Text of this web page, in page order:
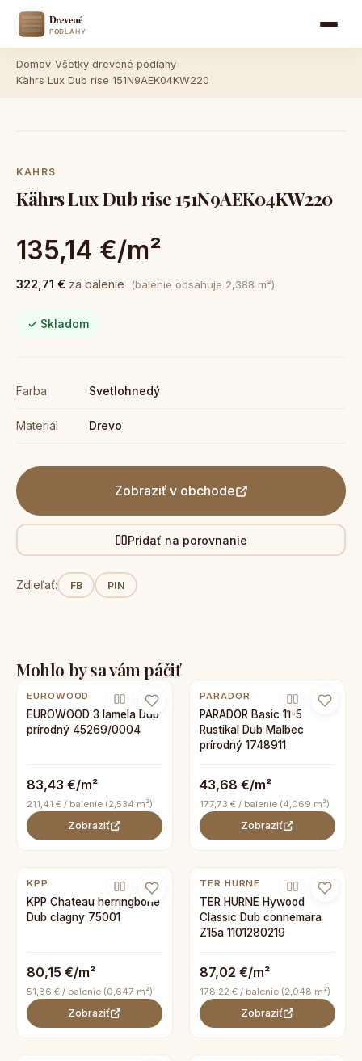
Domov Všetky drevené podlahy
Kährs Lux Dub rise 151N9AEK04KW220
KAHRS
Kährs Lux Dub rise 151N9AEK04KW220
135,14 €/m²
322,71 € za balenie (balenie obsahuje 2,388 m²)
✓ Skladom
Farba Svetlohnedý
Materiál Drevo
Zobraziť v obchode
Pridať na porovnanie
Zdieľať: FB PIN
Mohlo by sa vám páčiť
EUROWOOD
EUROWOOD 3 lamela Dub
prírodný 45269/0004
83,43 €/m²
211,41 € / balenie (2,534 m²)
Zobraziť
PARADOR
PARADOR Basic 11-5
Rustikal Dub Malbec
prírodný 1748911
43,68 €/m²
177,73 € / balenie (4,069 m²)
Zobraziť
KPP
KPP Chateau herringbone
Dub clagny 75001
80,15 €/m²
51,86 € / balenie (0,647 m²)
Zobraziť
TER HURNE
TER HURNE Hywood
Classic Dub connemara
Z15a 1101280219
87,02 €/m²
178,22 € / balenie (2,048 m²)
Zobraziť